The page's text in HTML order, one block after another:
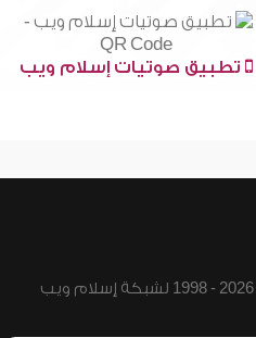
تطبيق صوتيات إسلام ويب